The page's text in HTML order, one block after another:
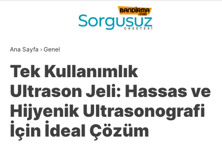
24.7
BALIKESIR
GALERİ VİDEO YAZARLAR
SİYASET
EKONOMİ
Ana Sayfa › Genel
Tek Kullanımlık
Ultrason Jeli: Hassas ve
Hijyenik Ultrasonografi
İçin İdeal Çözüm